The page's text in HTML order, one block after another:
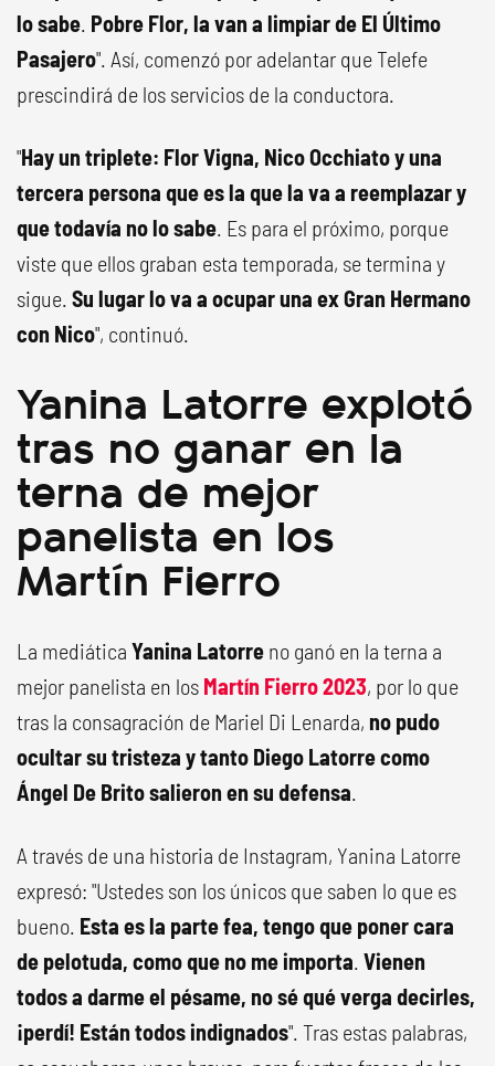
lo sabe. Pobre Flor, la van a limpiar de El Último
Pasajero". Así, comenzó por adelantar que Telefe
prescindirá de los servicios de la conductora.
"Hay un triplete: Flor Vigna, Nico Occhiato y una
tercera persona que es la que la va a reemplazar y
que todavía no lo sabe. Es para el próximo, porque
viste que ellos graban esta temporada, se termina y
sigue. Su lugar lo va a ocupar una ex Gran Hermano
con Nico", continuó.
Yanina Latorre explotó
tras no ganar en la
terna de mejor
panelista en los
Martín Fierro
La mediática Yanina Latorre no ganó en la terna a
mejor panelista en los Martín Fierro 2023, por lo que
tras la consagración de Mariel Di Lenarda, no pudo
ocultar su tristeza y tanto Diego Latorre como
Ángel De Brito salieron en su defensa.
A través de una historia de Instagram, Yanina Latorre
expresó: "Ustedes son los únicos que saben lo que es
bueno. Esta es la parte fea, tengo que poner cara
de pelotuda, como que no me importa. Vienen
todos a darme el pésame, no sé qué verga decirles,
¡perdí! Están todos indignados". Tras estas palabras,